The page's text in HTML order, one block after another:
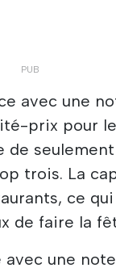
avec une
prix pour
de
trois. La
ce
de faire la
une